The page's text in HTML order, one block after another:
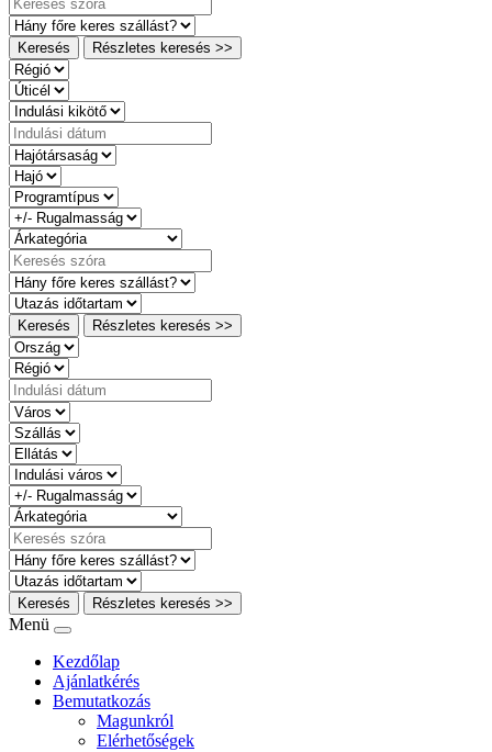
Keresés Részletes keresés >>
Keresés Részletes keresés >>
Keresés Részletes keresés >>
Menü
Kezdőlap
Ajánlatkérés
Bemutatkozás
Magunkról
Elérhetőségek